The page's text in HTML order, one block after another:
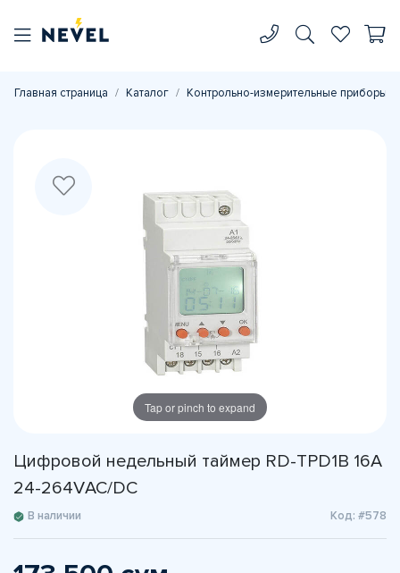
Главная страница Каталог Контрольно-измерительные приборы
Tap or pinch to expand
Цифровой недельный таймер RD-TPD1B 16A
24-264VАС/DC
В наличии Код: #578